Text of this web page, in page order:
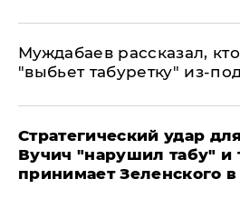
Муждабаев рассказал,
"выбьет табуретку" из-
Стратегический удар
Вучич "нарушил табу" и
принимает Зеленского